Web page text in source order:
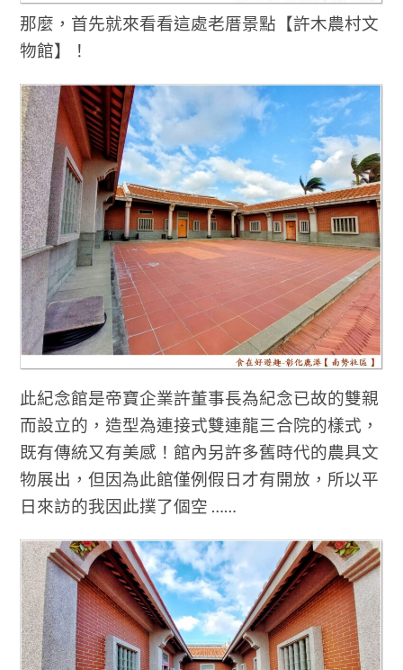
那麼，首先就來看看這處老厝景點【許木農村文
物館】！
此紀念館是帝寶企業許董事長為紀念已故的雙親
而設立的，造型為連接式雙連龍三合院的樣式，
既有傳統又有美感！館內另許多舊時代的農具文
物展出，但因為此館僅例假日才有開放，所以平
日來訪的我因此撲了個空 ……